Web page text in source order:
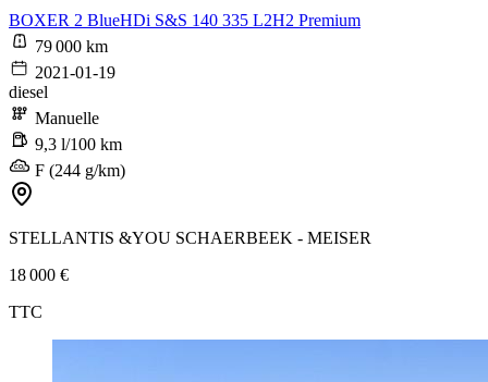
BOXER 2 BlueHDi S&S 140 335 L2H2 Premium
79 000 km
2021-01-19
diesel
Manuelle
9,3 l/100 km
F (244 g/km)
STELLANTIS &YOU SCHAERBEEK - MEISER
18 000 €
TTC